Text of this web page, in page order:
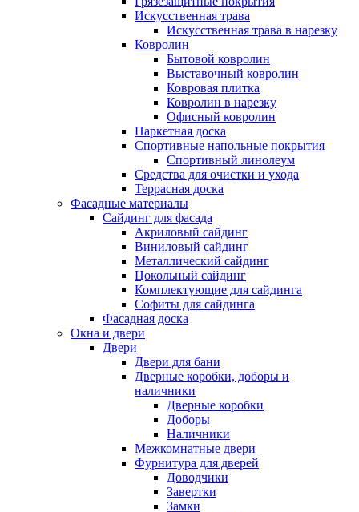
Искусственная трава
Искусственная трава в нарезку
Ковролин
Бытовой ковролин
Выставочный ковролин
Ковровая плитка
Ковролин в нарезку
Офисный ковролин
Паркетная доска
Спортивные напольные покрытия
Спортивный линолеум
Средства для очистки и ухода
Террасная доска
Фасадные материалы
Сайдинг для фасада
Акриловый сайдинг
Виниловый сайдинг
Металлический сайдинг
Цокольный сайдинг
Комплектующие для сайдинга
Софиты для сайдинга
Фасадная доска
Окна и двери
Двери
Двери для бани
Дверные коробки, доборы и
наличники
Дверные коробки
Доборы
Наличники
Межкомнатные двери
Фурнитура для дверей
Доводчики
Завертки
Замки